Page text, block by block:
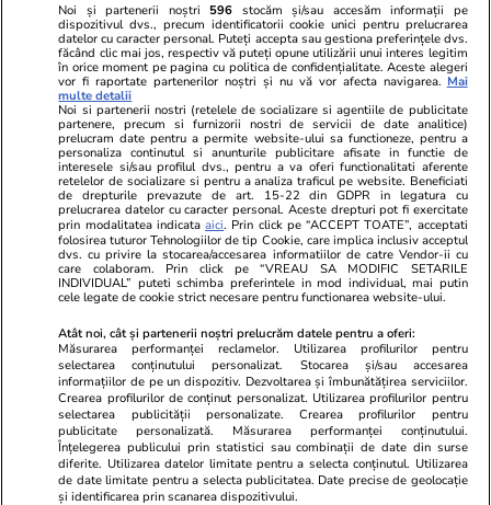
Viva.ro
"Nici acum nu îi știu bine. Nu îi știu familia".
A tăcut luni întregi, dar acum Gina Matache a
spus adevărul despre relația cu ginerele ei,
Radu Siffr...
Unica.ro
Nu și ei! S-au
căsnicie! Cei doi
secret. Nimeni
motiv al
© 2026 Ringier Romania. Toate drepturile rezervate
Actualizare preferințe cookies
Noi și partenerii noștri 596 stocăm și/sau accesăm informații pe
dispozitivul dvs., precum identificatorii cookie unici pentru prelucrarea
datelor cu caracter personal. Puteți accepta sau gestiona preferințele dvs.
făcând clic mai jos, respectiv vă puteți opune utilizării unui interes legitim
în orice moment pe pagina cu politica de confidențialitate. Aceste alegeri
vor fi raportate partenerilor noștri și nu vă vor afecta navigarea. Mai
multe detalii
Noi si partenerii nostri (retelele de socializare si agentiile de publicitate
partenere, precum si furnizorii nostri de servicii de date analitice)
prelucram date pentru a permite website-ului sa functioneze, pentru a
personaliza continutul si anunturile publicitare afisate in functie de
interesele si/sau profilul dvs., pentru a va oferi functionalitati aferente
retelelor de socializare si pentru a analiza traficul pe website. Beneficiati
de drepturile prevazute de art. 15-22 din GDPR in legatura cu
prelucrarea datelor cu caracter personal. Aceste drepturi pot fi exercitate
prin modalitatea indicataaici. Prin click pe “ACCEPT TOATE”, acceptati
folosirea tuturor Tehnologiilor de tip Cookie, care implica inclusiv acceptul
dvs. cu privire la stocarea/accesarea informatiilor de catre Vendor-ii cu
care colaboram. Prin click pe “VREAU SA MODIFIC SETARILE
INDIVIDUAL” puteti schimba preferintele in mod individual, mai putin
cele legate de cookie strict necesare pentru functionarea website-ului.
Atât noi, cât și partenerii noștri prelucrăm datele pentru a oferi:
Măsurarea performanței reclamelor. Utilizarea profilurilor pentru
selectarea conținutului personalizat. Stocarea și/sau accesarea
informațiilor de pe un dispozitiv. Dezvoltarea și îmbunătățirea serviciilor.
Crearea profilurilor de conținut personalizat. Utilizarea profilurilor pentru
selectarea publicității personalizate. Crearea profilurilor pentru
publicitate personalizată. Măsurarea performanței conținutului.
Înțelegerea publicului prin statistici sau combinații de date din surse
diferite. Utilizarea datelor limitate pentru a selecta conținutul. Utilizarea
de date limitate pentru a selecta publicitatea. Date precise de geolocație
și identificarea prin scanarea dispozitivului.